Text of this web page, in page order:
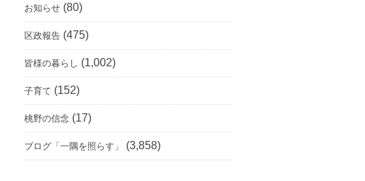
お知らせ (80)
区政報告 (475)
皆様の暮らし (1,002)
子育て (152)
桃野の信念 (17)
ブログ「一隅を照らす」 (3,858)